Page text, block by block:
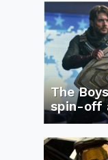
The
spin-off